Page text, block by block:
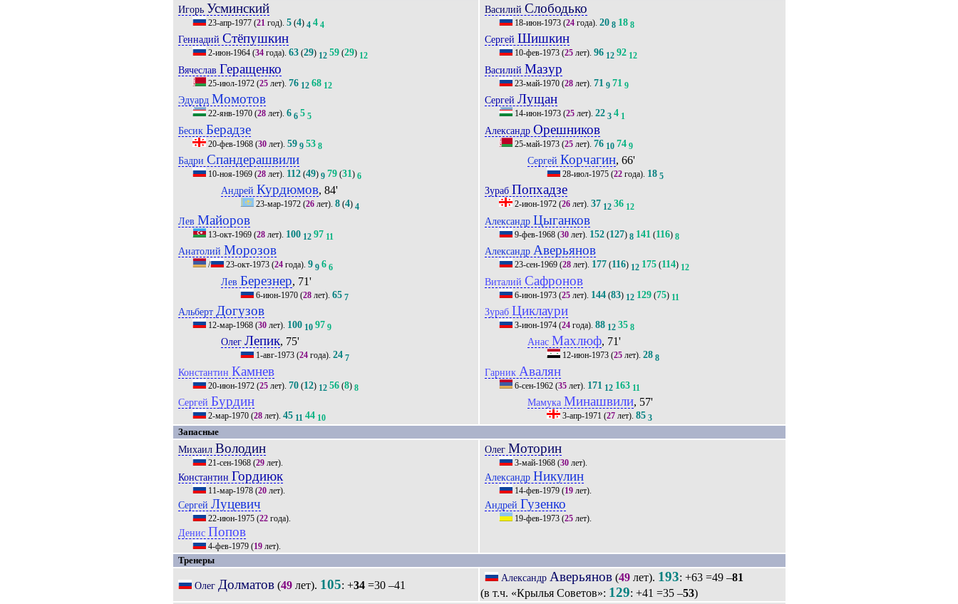
Игорь Усминский
23-апр-1977 (21 год).5 (4) 4 4 4
ГеннадийСтёпушкин
2-июн-1964 (34 года).63 (29) 12 59 (29) 12
Вячеслав Геращенко
25-июл-1972 (25 лет).76 12 68 12
Эдуард Момотов
22-янв-1970 (28 лет).6 6 5 5
Бесик Берадзе
20-фев-1968 (30 лет).59 9 53 8
БадриСпандерашвили
10-ноя-1969 (28 лет). 112 (49) 9 79 (31) 6
АндрейКурдюмов, 84'
23-мар-1972(26лет). 8(4) 4
Лев Майоров
13-окт-1969 (28 лет). 100 12 97 11
Анатолий Морозов
/ 23-окт-1973 (24 года).9 9 6 6
Лев Березнер, 71'
6-июн-1970(28лет). 65 7
Альберт Догузов
12-мар-1968 (30 лет). 100 10 97 9
ОлегЛепик, 75'
1-авг-1973(24года). 24 7
Константин Камнев
20-июн-1972 (25 лет).70 (12) 12 56 (8) 8
Сергей Бурдин
2-мар-1970 (28 лет).45 11 44 10
ВасилийСлободько
18-июн-1973 (24 года).20 8 18 8
СергейШишкин
10-фев-1973 (25 лет).96 12 92 12
Василий Мазур
23-май-1970 (28 лет).71 9 71 9
СергейЛущан
14-июн-1973 (25 лет).22 3 4 1
АлександрОрешников
25-май-1973 (25 лет).76 10 74 9
Сергей Корчагин, 66'
28-июл-1975(22года). 18 5
ЗурабПопхадзе
2-июн-1972 (26 лет).37 12 36 12
Александр Цыганков
9-фев-1968 (30 лет). 152 (127) 8 141 (116) 8
Александр Аверьянов
23-сен-1969 (28 лет). 177 (116) 12 175 (114) 12
ВиталийСафронов
6-июн-1973 (25 лет). 144 (83) 12 129 (75) 11
Зураб Циклаури
3-июн-1974 (24 года).88 12 35 8
АнасМахлюф, 71'
12-июн-1973(25лет). 28 8
Гарник Авалян
6-сен-1962 (35 лет). 171 12 163 11
Мамука Минашвили, 57'
3-апр-1971 (27лет). 85 3
Запасные
Михаил Володин
21-сен-1968 (29 лет).
Константин Гордиюк
11-мар-1978 (20 лет).
СергейЛуцевич
22-июн-1975 (22 года).
Денис Попов
4-фев-1979 (19 лет).
Олег Моторин
3-май-1968 (30 лет).
Александр Никулин
14-фев-1979 (19 лет).
Андрей Гузенко
19-фев-1973 (25 лет).
Тренеры
Олег Долматов (49 лет). 105: +34 =30 –41
Александр Аверьянов (49 лет). 193: +63 =49 –81
(в т.ч. «Крылья Советов»: 129: +41 =35 –53)